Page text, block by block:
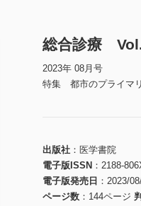
総合診療
2023年 08月号
特集 都市のプライマ
出版社
医学書院
電子版ISSN
2188-
電子版発売日
2023/
ページ数
144ページ